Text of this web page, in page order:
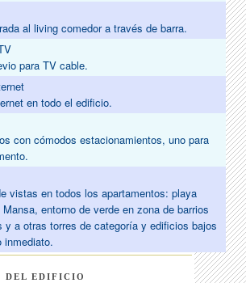
al living comedor a través de barra.
para TV cable.
en todo el edificio.
con cómodos estacionamientos, uno para
vistas en todos los apartamentos: playa
entorno de verde en zona de barrios
y a otras torres de categoría y edificios bajos
inmediato.
DEL EDIFICIO